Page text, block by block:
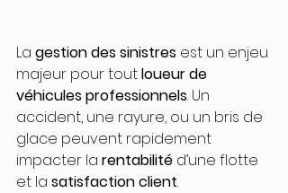
La gestion des sinistres est un enjeu
majeur pour tout loueur de
véhicules professionnels. Un
accident, une rayure, ou un bris de
glace peuvent rapidement
impacter la rentabilité d’une flotte
et la satisfaction client.